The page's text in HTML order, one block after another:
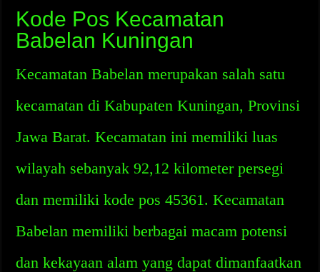
Kode Pos Kecamatan
Babelan Kuningan
Kecamatan Babelan merupakan salah satu
kecamatan di Kabupaten Kuningan, Provinsi
Jawa Barat. Kecamatan ini memiliki luas
wilayah sebanyak 92,12 kilometer persegi
dan memiliki kode pos 45361. Kecamatan
Babelan memiliki berbagai macam potensi
dan kekayaan alam yang dapat dimanfaatkan